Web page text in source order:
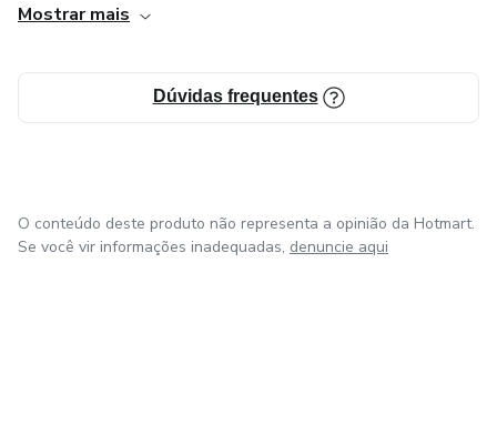
Mostrar mais
Dúvidas frequentes
O conteúdo deste produto não representa a opinião da Hotmart.
Se você vir informações inadequadas, denuncie aqui